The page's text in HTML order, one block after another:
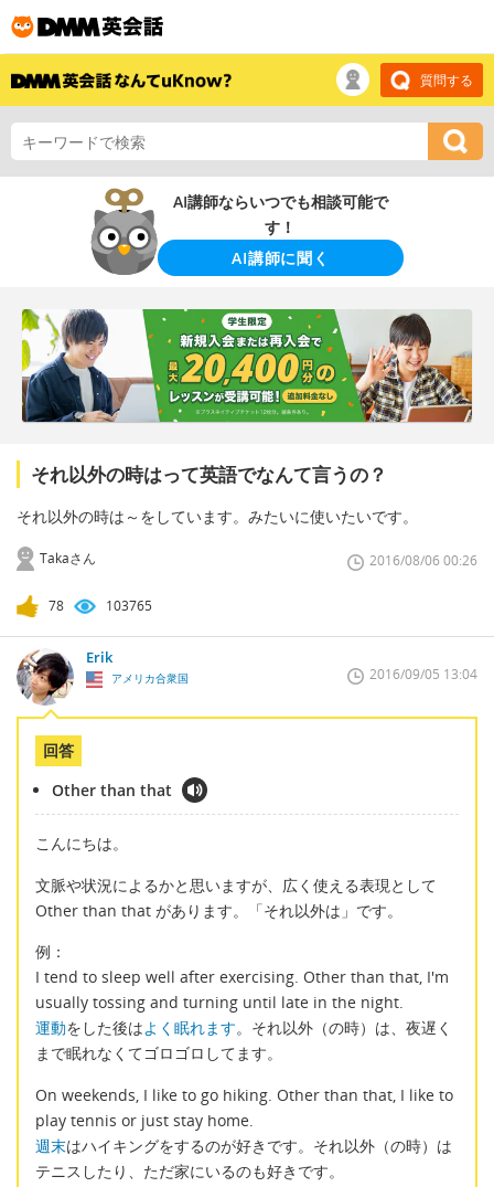
質問する
AI講師ならいつでも相談可能で
す！
AI講師に聞く
それ以外の時はって英語でなんて言うの？
それ以外の時は～をしています。みたいに使いたいです。
Takaさん 2016/08/06 00:26
78 103765
Erik
アメリカ合衆国 2016/09/05 13:04
回答
Other than that
こんにちは。
文脈や状況によるかと思いますが、広く使える表現として
Other than that があります。「それ以外は」です。
例：
I tend to sleep well after exercising. Other than that, I'm
usually tossing and turning until late in the night.
運動をした後はよく眠れます。それ以外（の時）は、夜遅く
まで眠れなくてゴロゴロしてます。
On weekends, I like to go hiking. Other than that, I like to
play tennis or just stay home.
週末はハイキングをするのが好きです。それ以外（の時）は
テニスしたり、ただ家にいるのも好きです。